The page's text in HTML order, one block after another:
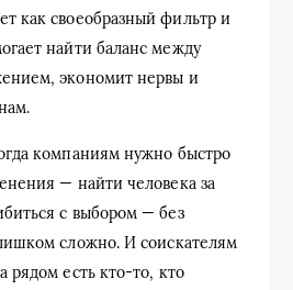
как своеобразный фильтр и
найти баланс между
экономит нервы и
компаниям нужно быстро
— найти человека за
с выбором — без
сложно. И соискателям
рядом есть кто-то, кто